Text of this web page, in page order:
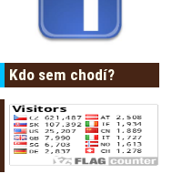
Kdo sem chodí?